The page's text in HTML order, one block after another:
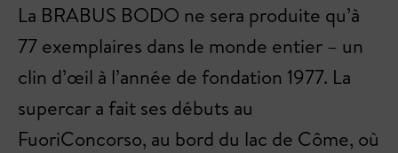
La BRABUS BODO ne sera produite qu’à
77 exemplaires dans le monde entier – un
clin d’œil à l’année de fondation 1977. La
supercar a fait ses débuts au
FuoriConcorso, au bord du lac de Côme, où